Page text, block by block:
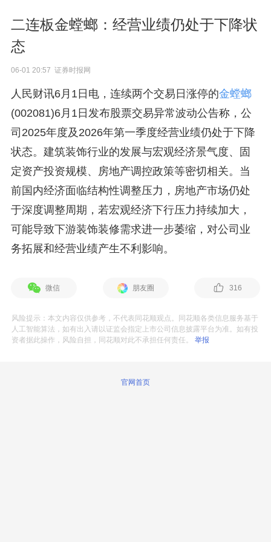
二连板金螳螂：经营业绩仍处于下降状
态
06-01 20:57 证券时报网
人民财讯6月1日电，连续两个交易日涨停的金螳螂
(002081)6月1日发布股票交易异常波动公告称，公
司2025年度及2026年第一季度经营业绩仍处于下降
状态。建筑装饰行业的发展与宏观经济景气度、固
定资产投资规模、房地产调控政策等密切相关。当
前国内经济面临结构性调整压力，房地产市场仍处
于深度调整周期，若宏观经济下行压力持续加大，
可能导致下游装饰装修需求进一步萎缩，对公司业
务拓展和经营业绩产生不利影响。
微信 朋友圈 316
风险提示：本文内容仅供参考，不代表同花顺观点。同花顺各类信息服务基于
人工智能算法，如有出入请以证监会指定上市公司信息披露平台为准。如有投
资者据此操作，风险自担，同花顺对此不承担任何责任。举报
官网首页